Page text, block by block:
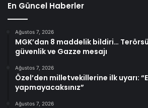
En Güncel Haberler
Ağustos 7, 2026
MGK’dan 8 maddelik bildiri…
güvenlik ve Gazze mesajı
Ağustos 7, 2026
Özel’den milletvekillerine ilk uyarı:
yapmayacaksınız”
Ağustos 7, 2026